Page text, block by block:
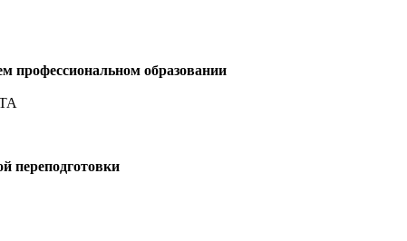
профессиональном образовании
переподготовки